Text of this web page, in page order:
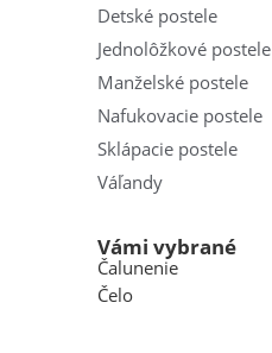
Detské postele
Jednolôžkové postele
Manželské postele
Nafukovacie postele
Sklápacie postele
Váľandy
Vámi vybrané
Čalunenie
Čelo